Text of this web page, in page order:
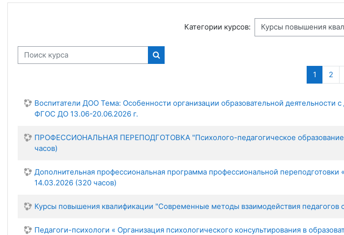
Категории курсов:
Поиск курса
Поиск курса
1
2
Воспитатели ДОО Тема: Особенности организации образовательной деятельности
ФГОС ДО 13.06-20.06.2026 г.
ПРОФЕССИОНАЛЬНАЯ ПЕРЕПОДГОТОВКА "Психолого-педагогическое образование.
часов)
Дополнительная профессиональная программа профессиональной
14.03.2026 (320 часов)
Курсы повышения квалификации "Современные методы взаимодействия
Педагоги-психологи « Организация психологического консультирования в